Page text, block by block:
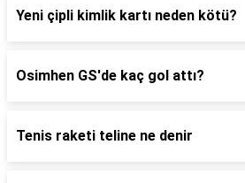
Yeni çipli kimlik kartı neden kötü?
Osimhen GS'de kaç gol attı?
Tenis raketi teline ne denir